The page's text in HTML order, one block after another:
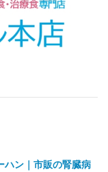
ハン｜市販の腎臓病